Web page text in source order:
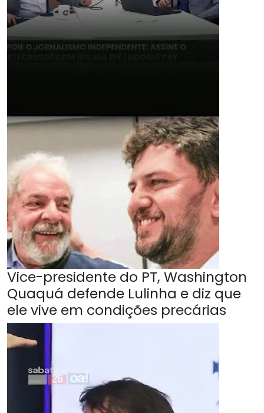
Vice-presidente do PT, Washington
Quaquá defende Lulinha e diz que
ele vive em condições precárias